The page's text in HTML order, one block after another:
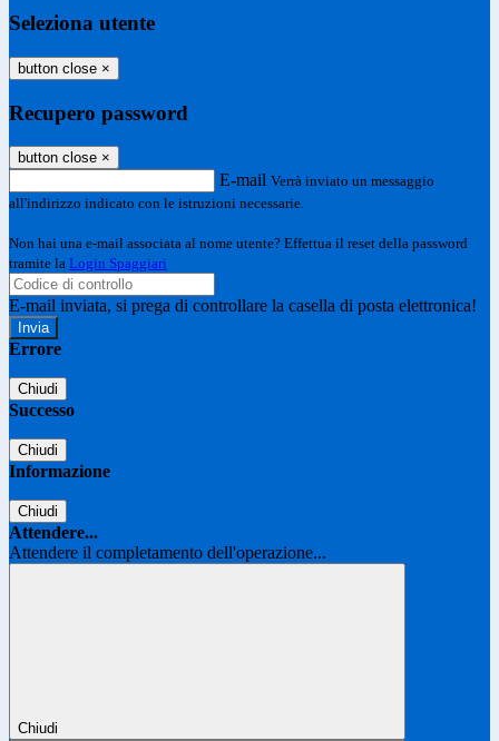
Seleziona utente
button close ×
Recupero password
button close ×
E-mail Verrà inviato un messaggio
all'indirizzo indicato con le istruzioni necessarie.
Non hai una e-mail associata al nome utente? Effettua il reset della password
tramite la Login Spaggiari
E-mail inviata, si prega di controllare la casella di posta elettronica!
Errore
Chiudi
Successo
Chiudi
Informazione
Chiudi
Attendere...
Attendere il completamento dell'operazione...
Chiudi